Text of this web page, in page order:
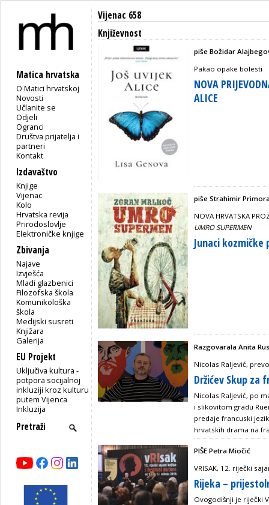
Matica hrvatska
O Matici hrvatskoj
Novosti
Učlanite se
Odjeli
Ogranci
Društva prijatelja i
partneri
Kontakt
Izdavaštvo
Knjige
Vijenac
Kolo
Hrvatska revija
Prirodoslovlje
Elektroničke knjige
Zbivanja
Najave
Izvješća
Mladi glazbenici
Filozofska škola
Komunikološka
škola
Medijski susreti
Knjižara
Galerija
EU Projekt
Uključiva kultura -
potpora socijalnoj
inkluziji kroz kulturu
putem Vijenca
Inkluzija
Vijenac 658
Književnost
piše Božidar
Pakao opake bolesti
NOVA
ALICE
piše Strahimir
NOVA HRVATSKA
UMRO SUPERMEN
Junaci kozmičke
Razgovarala Anita
Nicolas Raljević,
Držićev Skup za
Nicolas Raljević, po
i slikovitom gradu
predaje francuski
hrvatskih drama na
PIŠE Petra Miočić
VRISAK, 12. riječki
Rijeka –
Ovogodišnji je riječki